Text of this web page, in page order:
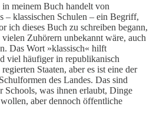
meinem Buch handelt von
– klassischen Schulen – ein Begriff,
ich dieses Buch zu schreiben begann,
Zuhörern unbekannt wäre, auch
Das Wort »klassisch« hilft
viel häufiger in republikanisch
Staaten, aber es ist eine der
des Landes. Das sind
Schools, was ihnen erlaubt, Dinge
aber dennoch öffentliche